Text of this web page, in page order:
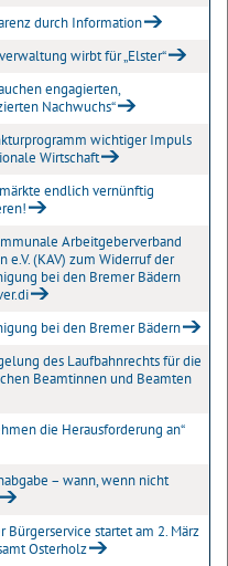
durch Information
wirbt für „Elster“
engagierten,
Nachwuchs“
wichtiger Impuls
Wirtschaft
endlich vernünftig
Arbeitgeberverband
e.V. (KAV) zum Widerruf der
bei den Bremer Bädern
bei den Bremer Bädern
des Laufbahnrechts für die
Beamtinnen und Beamten
die Herausforderung an“
– wann, wenn nicht
Bürgerservice startet am 2. März
Osterholz